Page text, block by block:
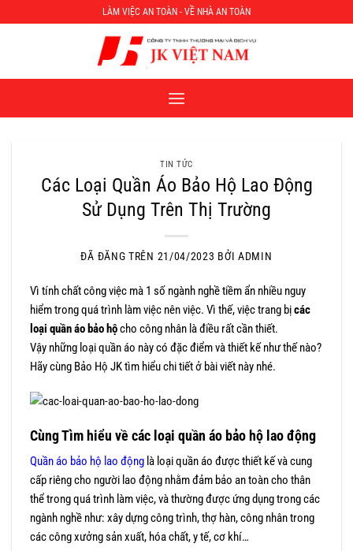
đến
LÀM VIỆC AN TOÀN - VỀ NHÀ AN TOÀN
TIN TỨC
Các Loại Quần Áo Bảo Hộ Lao Động
Sử Dụng Trên Thị Trường
ĐÃ ĐĂNG TRÊN 21/04/2023 BỞIADMIN
Vì tính chất công việc mà 1 số ngành nghề tiềm ẩn nhiều nguy
hiểm trong quá trình làm việc nên việc. Vì thế, việc trang bịcác
loại quần áo bảo hộcho công nhân là điều rất cần thiết.
Vậy những loại quần áo này có đặc điểm và thiết kế như thế nào?
Hãy cùng Bảo Hộ JK tìm hiểu chi tiết ở bài viết này nhé.
Cùng Tìm hiểu về các loại quần áo bảo hộ lao động
Quần áo bảo hộ lao độnglà loại quần áo được thiết kế và cung
cấp riêng cho người lao động nhằm đảm bảo an toàn cho thân
thể trong quá trình làm việc, và thường được ứng dụng trong các
ngành nghề như: xây dựng công trình, thợ hàn, công nhân trong
các công xưởng sản xuất, hóa chất, y tế, cơ khí…